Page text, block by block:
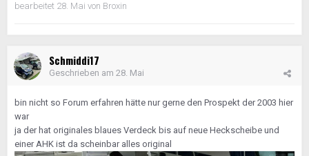
bearbeitet 28. Mai von Broxin
Schmiddi17
Geschrieben am 28. Mai
bin nicht so Forum erfahren hätte nur gerne den Prospekt der 2003 hier
war
ja der hat originales blaues Verdeck bis auf neue Heckscheibe und
einer AHK ist da scheinbar alles original